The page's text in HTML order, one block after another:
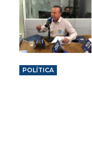
POLÍTICA